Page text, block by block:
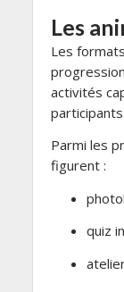
Les
Les
activités
participants.
Parmi les
figurent :
quiz